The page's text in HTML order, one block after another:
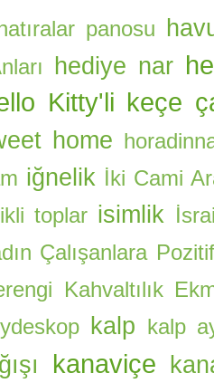
hatıralar panosu
hediye nar
Kitty'li keçe
home
iğnelik İki Cami
toplar isimlik
Çalışanlara
Kahvaltılık
kalp
kalp
kanaviçe